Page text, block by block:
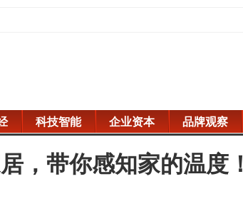
科技智能 企业资本 品牌观察
，带你感知家的温度！